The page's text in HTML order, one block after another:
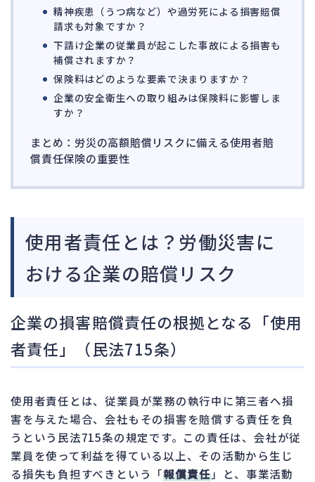
精神疾患（うつ病など）や過労死による損害賠償
請求も対象ですか？
下請け企業の従業員が起こした事故による損害も
補償されますか？
保険料はどのような要素で決まりますか？
企業の安全衛生への取り組みは保険料に影響しま
すか？
まとめ：労災の高額賠償リスクに備える使用者賠
償責任保険の重要性
使用者責任とは？労働災害に
おける企業の賠償リスク
企業の損害賠償責任の根拠となる「使用
者責任」（民法715条）
使用者責任とは、従業員が業務の執行中に第三者へ損
害を与えた場合、会社もその損害を賠償する責任を負
うという民法715条の規定です。この責任は、会社が従
業員を使って利益を得ている以上、その活動から生じ
る損失も負担すべきという「報償責任」と、事業活動